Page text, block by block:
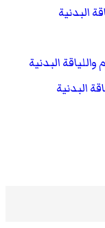
البدنية
البدنية
البدنية